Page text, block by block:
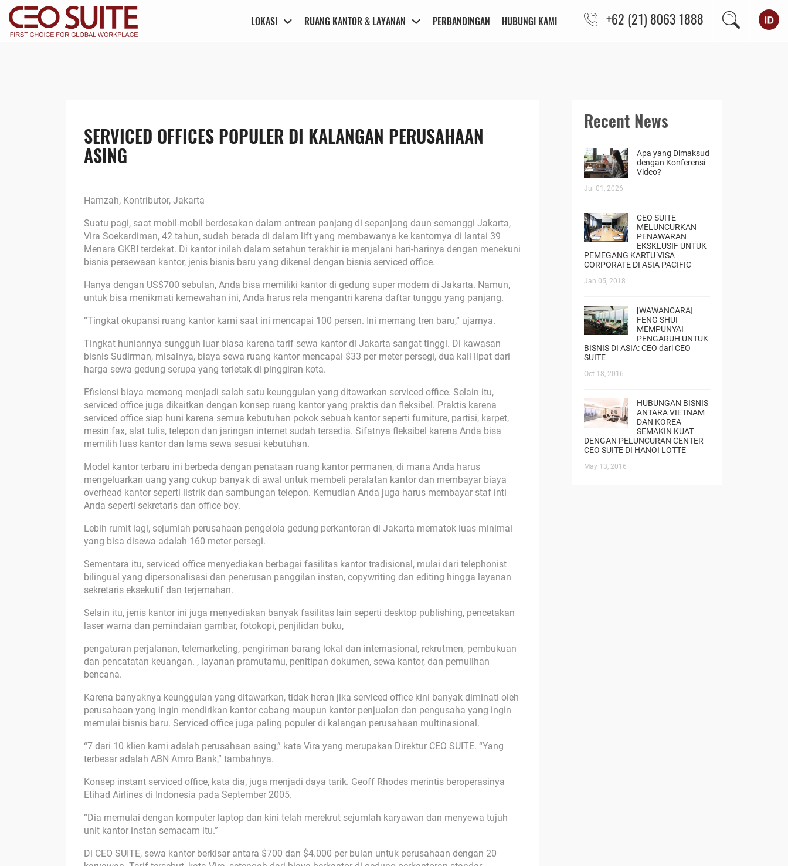
LOKASI RUANG KANTOR & LAYANAN PERBANDINGAN HUBUNGI KAMI +62 (21) 8063 1888
SERVICED OFFICES POPULER DI KALANGAN PERUSAHAAN
ASING
Hamzah, Kontributor, Jakarta
Suatu pagi, saat mobil-mobil berdesakan dalam antrean panjang di sepanjang daun semanggi Jakarta,
Vira Soekardiman, 42 tahun, sudah berada di dalam lift yang membawanya ke kantornya di lantai 39
Menara GKBI terdekat. Di kantor inilah dalam setahun terakhir ia menjalani hari-harinya dengan menekuni
bisnis persewaan kantor, jenis bisnis baru yang dikenal dengan bisnis serviced office.
Hanya dengan US$700 sebulan, Anda bisa memiliki kantor di gedung super modern di Jakarta. Namun,
untuk bisa menikmati kemewahan ini, Anda harus rela mengantri karena daftar tunggu yang panjang.
“Tingkat okupansi ruang kantor kami saat ini mencapai 100 persen. Ini memang tren baru,” ujarnya.
Tingkat huniannya sungguh luar biasa karena tarif sewa kantor di Jakarta sangat tinggi. Di kawasan
bisnis Sudirman, misalnya, biaya sewa ruang kantor mencapai $33 per meter persegi, dua kali lipat dari
harga sewa gedung serupa yang terletak di pinggiran kota.
Efisiensi biaya memang menjadi salah satu keunggulan yang ditawarkan serviced office. Selain itu,
serviced office juga dikaitkan dengan konsep ruang kantor yang praktis dan fleksibel. Praktis karena
serviced office siap huni karena semua kebutuhan pokok sebuah kantor seperti furniture, partisi, karpet,
mesin fax, alat tulis, telepon dan jaringan internet sudah tersedia. Sifatnya fleksibel karena Anda bisa
memilih luas kantor dan lama sewa sesuai kebutuhan.
Model kantor terbaru ini berbeda dengan penataan ruang kantor permanen, di mana Anda harus
mengeluarkan uang yang cukup banyak di awal untuk membeli peralatan kantor dan membayar biaya
overhead kantor seperti listrik dan sambungan telepon. Kemudian Anda juga harus membayar staf inti
Anda seperti sekretaris dan office boy.
Lebih rumit lagi, sejumlah perusahaan pengelola gedung perkantoran di Jakarta mematok luas minimal
yang bisa disewa adalah 160 meter persegi.
Sementara itu, serviced office menyediakan berbagai fasilitas kantor tradisional, mulai dari telephonist
bilingual yang dipersonalisasi dan penerusan panggilan instan, copywriting dan editing hingga layanan
sekretaris eksekutif dan terjemahan.
Selain itu, jenis kantor ini juga menyediakan banyak fasilitas lain seperti desktop publishing, pencetakan
laser warna dan pemindaian gambar, fotokopi, penjilidan buku,
pengaturan perjalanan, telemarketing, pengiriman barang lokal dan internasional, rekrutmen, pembukuan
dan pencatatan keuangan. , layanan pramutamu, penitipan dokumen, sewa kantor, dan pemulihan
bencana.
Karena banyaknya keunggulan yang ditawarkan, tidak heran jika serviced office kini banyak diminati oleh
perusahaan yang ingin mendirikan kantor cabang maupun kantor penjualan dan pengusaha yang ingin
memulai bisnis baru. Serviced office juga paling populer di kalangan perusahaan multinasional.
“7 dari 10 klien kami adalah perusahaan asing,” kata Vira yang merupakan Direktur CEO SUITE. “Yang
terbesar adalah ABN Amro Bank,” tambahnya.
Konsep instant serviced office, kata dia, juga menjadi daya tarik. Geoff Rhodes merintis beroperasinya
Etihad Airlines di Indonesia pada September 2005.
“Dia memulai dengan komputer laptop dan kini telah merekrut sejumlah karyawan dan menyewa tujuh
unit kantor instan semacam itu.”
Di CEO SUITE, sewa kantor berkisar antara $700 dan $4.000 per bulan untuk perusahaan dengan 20
Recent News
Apa yang Dimaksud
dengan Konferensi
Video?
Jul 01, 2026
CEO SUITE
MELUNCURKAN
PENAWARAN
EKSKLUSIF UNTUK
PEMEGANG KARTU VISA
CORPORATE DI ASIA PACIFIC
Jan 05, 2018
[WAWANCARA]
FENG SHUI
MEMPUNYAI
PENGARUH UNTUK
BISNIS DI ASIA: CEO dari CEO
SUITE
Oct 18, 2016
HUBUNGAN BISNIS
ANTARA VIETNAM
DAN KOREA
SEMAKIN KUAT
DENGAN PELUNCURAN CENTER
CEO SUITE DI HANOI LOTTE
May 13, 2016